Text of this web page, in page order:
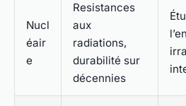
Nucl
éair
e
Resistances
aux
radiations,
durabilité sur
décennies